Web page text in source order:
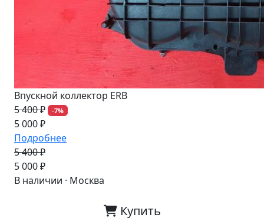
Впускной коллектор ERB
5 400 ₽
-7%
5 000 ₽
Подробнее
5 400 ₽
5 000 ₽
В наличии · Москва
Купить